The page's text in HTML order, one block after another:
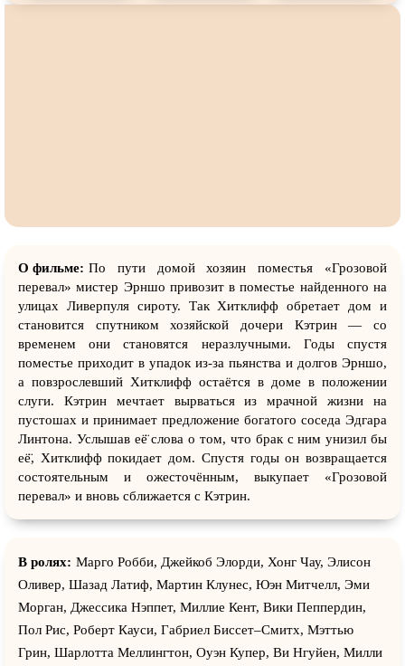
О фильме: По пути домой хозяин поместья «Грозовой
перевал» мистер Эрншо привозит в поместье найденного на
улицах Ливерпуля сироту. Так Хитклифф обретает дом и
становится спутником хозяйской дочери Кэтрин — со
временем они становятся неразлучными. Годы спустя
поместье приходит в упадок из-за пьянства и долгов Эрншо,
а повзрослевший Хитклифф остаётся в доме в положении
слуги. Кэтрин мечтает вырваться из мрачной жизни на
пустошах и принимает предложение богатого соседа Эдгара
Линтона. Услышав её̈ слова о том, что брак с ним унизил бы
её̈, Хитклифф покидает дом. Спустя годы он возвращается
состоятельным и ожесточённым, выкупает «Грозовой
перевал» и вновь сближается с Кэтрин.
В ролях: Марго Робби, Джейкоб Элорди, Хонг Чау, Элисон
Оливер, Шазад Латиф, Мартин Клунес, Юэн Митчелл, Эми
Морган, Джессика Нэппет, Миллие Кент, Вики Пеппердин,
Пол Рис, Роберт Кауси, Габриел Биссет–Смитх, Мэттью
Грин, Шарлотта Меллингтон, Оуэн Купер, Ви Нгуйен, Милли